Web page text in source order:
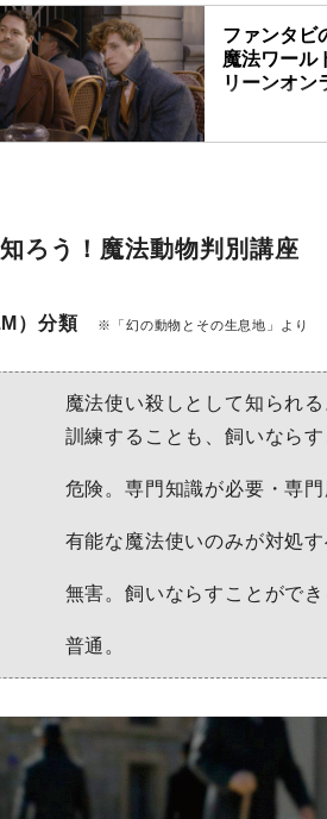
ファンタビ
魔法ワール
リーンオン
大人気ファ
ルドア先生の
ろう！魔法動物判別講座
）分類 ※「幻の動物とその生息地」より
魔法使い殺しとして知られる
訓練することも、飼いならす
危険。専門知識が必要・専
有能な魔法使いのみが対処す
無害。飼いならすことができ
普通。